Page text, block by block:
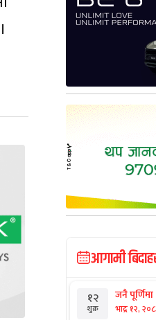
आगामी
१२
शुक्र
जनै पूर्णिमा
भाद्र १२,